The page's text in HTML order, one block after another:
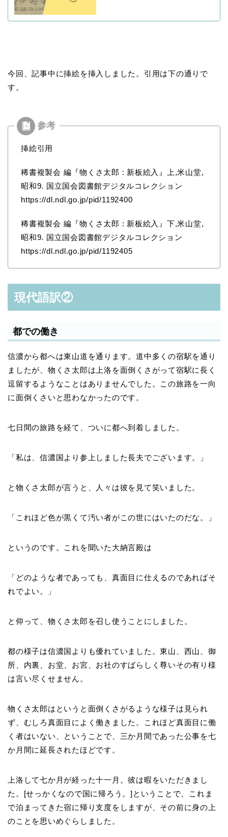
今回、記事中に挿絵を挿入しました。引用は下の通りで
す。
挿絵引用
稀書複製会 編『物くさ太郎 : 新板絵入』上,米山堂,
昭和9. 国立国会図書館デジタルコレクション
https://dl.ndl.go.jp/pid/1192400
稀書複製会 編『物くさ太郎 : 新板絵入』下,米山堂,
昭和9. 国立国会図書館デジタルコレクション
https://dl.ndl.go.jp/pid/1192405
現代語訳②
都での働き
信濃から都へは東山道を通ります。道中多くの宿駅を通り
ましたが、物くさ太郎は上洛を面倒くさがって宿駅に長く
逗留するようなことはありませんでした。この旅路を一向
に面倒くさいと思わなかったのです。
七日間の旅路を経て、ついに都へ到着しました。
「私は、信濃国より参上しました長夫でございます。」
と物くさ太郎が言うと、人々は彼を見て笑いました。
「これほど色が黒くて汚い者がこの世にはいたのだな。」
というのです。これを聞いた大納言殿は
「どのような者であっても、真面目に仕えるのであればそ
れでよい。」
と仰って、物くさ太郎を召し使うことにしました。
都の様子は信濃国よりも優れていました。東山、西山、御
所、内裏、お堂、お宮、お社のすばらしく尊いその有り様
は言い尽くせません。
物くさ太郎はというと面倒くさがるような様子は見られ
ず、むしろ真面目によく働きました。これほど真面目に働
く者はいない、ということで、三か月間であった公事を七
か月間に延長されたほどです。
上洛して七か月が経った十一月。彼は暇をいただきまし
た。[せっかくなので国に帰ろう。]ということで、これま
で泊まってきた宿に帰り支度をしますが、その前に身の上
のことを思いめぐらしました。